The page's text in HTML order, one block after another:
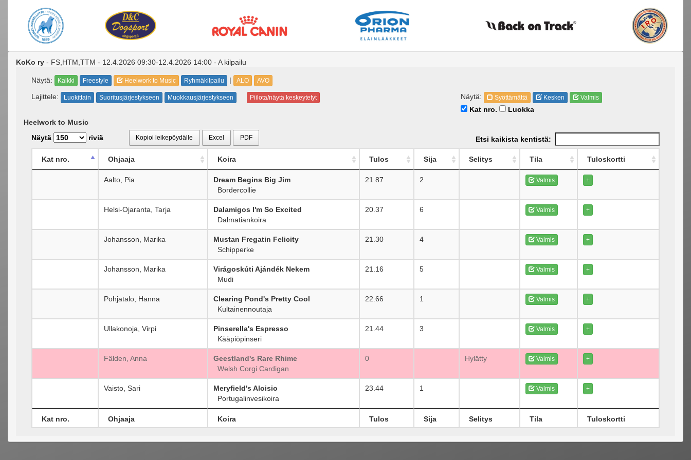
KoKo ry - FS,HTM,TTM - 12.4.2026 09:30-12.4.2026 14:00 - A kilpailu
Näytä: Kaikki Freestyle Heelwork to Music Ryhmäkilpailu | ALO AVO
Lajittele: Luokittain Suoritusjärjestykseen Muokkausjärjestykseen Piilota/näytä keskeytetyt Näytä: Syöttämättä Kesken Valmis
Kat nro.
Luokka
Heelwork to Music
Näytä
riviä Kopioi leikepöydälle Excel PDF Etsi kaikista kentistä:
Kat nro. Ohjaaja Koira Tulos Sija Selitys Tila Tuloskortti
Aalto, Pia
Dream Begins Big Jim
Bordercollie
21.87 2 Valmis +
Helsi-Ojaranta, Tarja
Dalamigos I'm So Excited
Dalmatiankoira
20.37 6 Valmis +
Johansson, Marika
Mustan Fregatin Felicity
Schipperke
21.30 4 Valmis +
Johansson, Marika
Virágoskúti Ajándék Nekem
Mudi
21.16 5 Valmis +
Pohjatalo, Hanna
Clearing Pond's Pretty Cool
Kultainennoutaja
22.66 1 Valmis +
Ullakonoja, Virpi
Pinserella's Espresso
Kääpiöpinseri
21.44 3 Valmis +
Fälden, Anna
Geestland's Rare Rhime
Welsh Corgi Cardigan
0 Hylätty Valmis +
Vaisto, Sari
Meryfield's Aloisio
Portugalinvesikoira
23.44 1 Valmis +
Kat nro. Ohjaaja Koira Tulos Sija Selitys Tila Tuloskortti